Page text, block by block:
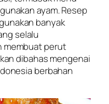
ayam. Resep
banyak
selalu
membuat perut
dibahas mengenai
berbahan